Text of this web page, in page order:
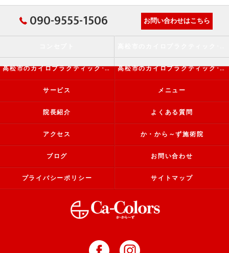
090-9555-1506 お問い合わせはこちら
高松市のカイロプラクティック･か・から～ず施術院の評判 高松市のカイロプラクティック･か・から～ず施術院のお客様の声
サービス メニュー
院長紹介 よくある質問
アクセス か・から～ず施術院
ブログ お問い合わせ
プライバシーポリシー サイトマップ